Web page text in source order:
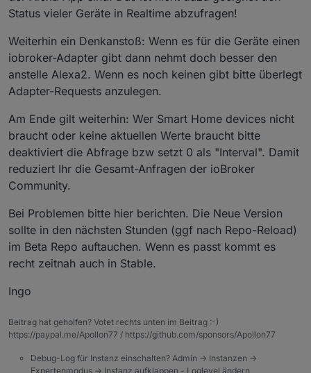
Status vieler Geräte in Realtime abzufragen!
Weiterhin ein Denkanstoß: Wenn es für die Geräte einen
iobroker-Adapter gibt dann nehmt doch besser den
anstelle Alexa2. Wenn es noch keinen gibt bitte überlegt
Adapter-Requests anzulegen.
Am Ende gilt weiterhin: Wer Smart Home devices nicht
braucht oder keine aktuellen Werte braucht bitte
deaktiviert die Abfrage bzw setzt 0 als "Interval". Damit
reduziert Ihr die Gesamt-Anfragen der ioBroker
Community.
Bei Problemen bitte hier berichten. Die Neue Version
sollte in den nächsten Stunden (ggf nach Repo-Reload)
im Beta Repo auftauchen. Wenn es passt kommt es
recht zeitnah auch in Stable.
Ingo
Beitrag hat geholfen? Votet rechts unten im Beitrag :-)
https://paypal.me/Apollon77 / https://github.com/sponsors/Apollon77
Debug-Log für Instanz einschalten? Admin -> Instanzen ->
Expertenmodus -> Instanz aufklappen - Loglevel ändern